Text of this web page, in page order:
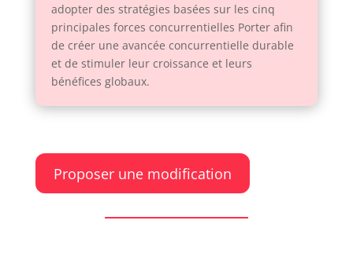
adopter des stratégies basées sur les cinq
principales forces concurrentielles Porter afin
de créer une avancée concurrentielle durable
et de stimuler leur croissance et leurs
bénéfices globaux.
Proposer une modification